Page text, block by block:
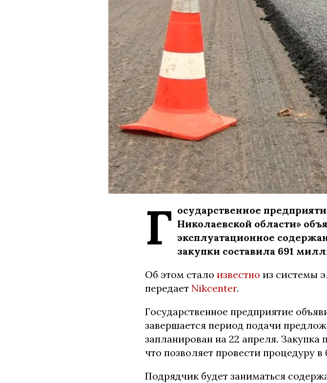
Г осударственное
Николаевской области»
эксплуатационное
закупки составила 691
Об этом стало известно из системы
передает Nikcenter.
Государственное предприятие
завершается период подачи
запланирован на 22 апреля.
что позволяет провести процедуру
Подрядчик будет заниматься